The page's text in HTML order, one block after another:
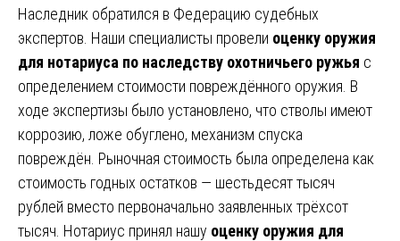
Наследник обратился в Федерацию судебных
экспертов. Наши специалисты провели оценку оружия
для нотариуса по наследству охотничьего ружья с
определением стоимости повреждённого оружия. В
ходе экспертизы было установлено, что стволы имеют
коррозию, ложе обуглено, механизм спуска
повреждён. Рыночная стоимость была определена как
стоимость годных остатков — шестьдесят тысяч
рублей вместо первоначально заявленных трёхсот
тысяч. Нотариус принял нашу оценку оружия для